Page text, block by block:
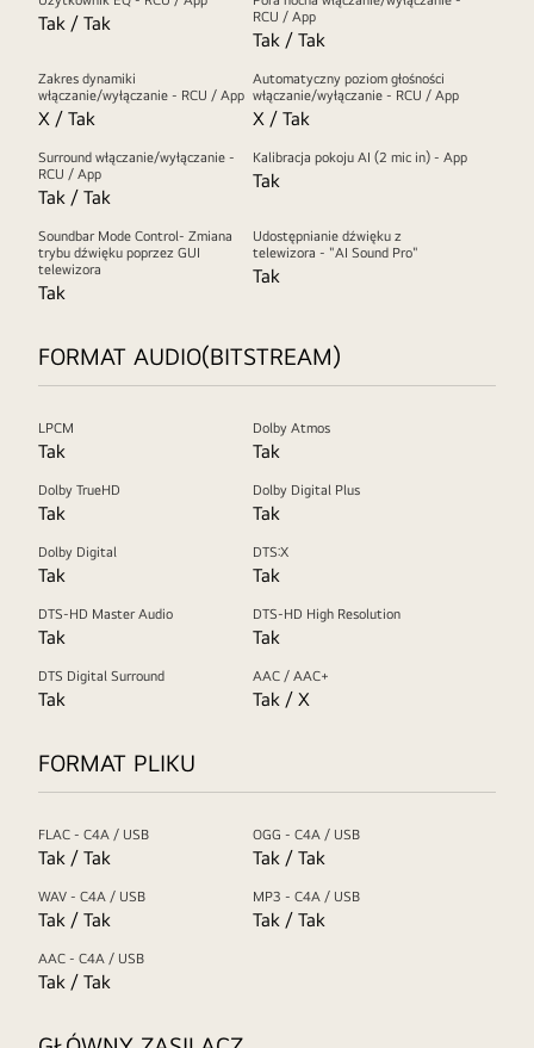
Tak / Tak
RCU / App
Tak / Tak
Zakres dynamiki
włączanie/wyłączanie - RCU / App
X / Tak
Automatyczny poziom głośności
włączanie/wyłączanie - RCU / App
X / Tak
Surround włączanie/wyłączanie -
RCU / App
Tak / Tak
Kalibracja pokoju AI (2 mic in) - App
Tak
Soundbar Mode Control- Zmiana
trybu dźwięku poprzez GUI
telewizora
Tak
Udostępnianie dźwięku z
telewizora - "AI Sound Pro"
Tak
FORMAT AUDIO(BITSTREAM)
LPCM
Tak
Dolby Atmos
Tak
Dolby TrueHD
Tak
Dolby Digital Plus
Tak
Dolby Digital
Tak
DTS:X
Tak
DTS-HD Master Audio
Tak
DTS-HD High Resolution
Tak
DTS Digital Surround
Tak
AAC / AAC+
Tak / X
FORMAT PLIKU
FLAC - C4A / USB
Tak / Tak
OGG - C4A / USB
Tak / Tak
WAV - C4A / USB
Tak / Tak
MP3 - C4A / USB
Tak / Tak
AAC - C4A / USB
Tak / Tak